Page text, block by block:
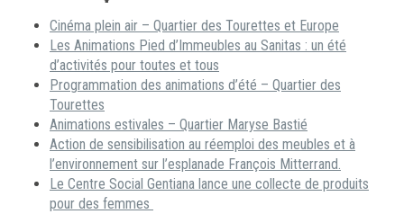
Cinéma plein air – Quartier des Tourettes et Europe
Les Animations Pied d’Immeubles au Sanitas : un été
d’activités pour toutes et tous
Programmation des animations d’été – Quartier des
Tourettes
Animations estivales – Quartier Maryse Bastié
Action de sensibilisation au réemploi des meubles et à
l’environnement sur l’esplanade François Mitterrand.
Le Centre Social Gentiana lance une collecte de produits
pour des femmes